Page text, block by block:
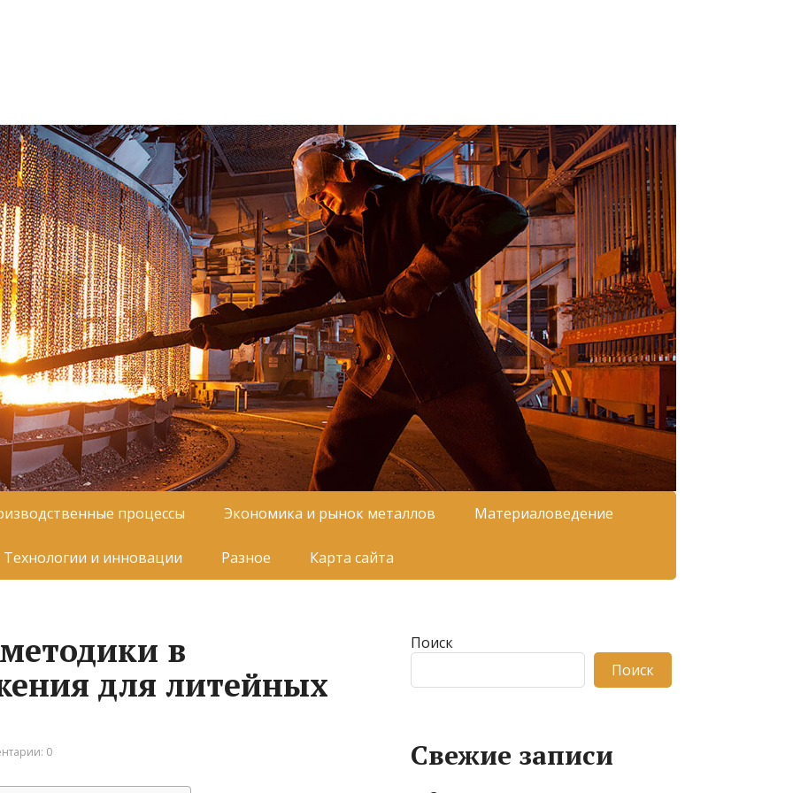
процессы Экономика и рынок металлов Материаловедение
Технологии и инновации Разное Карта сайта
в
для литейных
0
Поиск
Поиск
Свежие записи